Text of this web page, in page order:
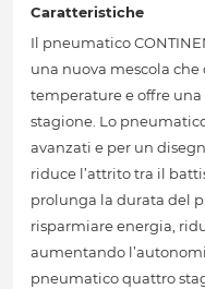
Caratteristiche
Il pneumatico
una nuova mescola
temperature e offre
stagione. Lo
avanzati e per un
riduce l’attrito tra il
prolunga la durata del
risparmiare energia,
aumentando
pneumatico quattro